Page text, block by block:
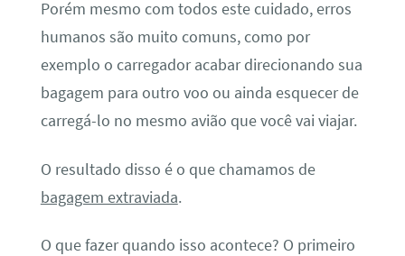
Porém mesmo com todos este cuidado, erros
humanos são muito comuns, como por
exemplo o carregador acabar direcionando sua
bagagem para outro voo ou ainda esquecer de
carregá-lo no mesmo avião que você vai viajar.
O resultado disso é o que chamamos de
bagagem extraviada.
O que fazer quando isso acontece? O primeiro